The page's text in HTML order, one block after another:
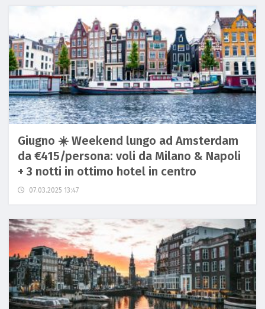
Giugno ☀️ Weekend lungo ad Amsterdam
da €415/persona: voli da Milano & Napoli
+ 3 notti in ottimo hotel in centro
07.03.2025 13:47